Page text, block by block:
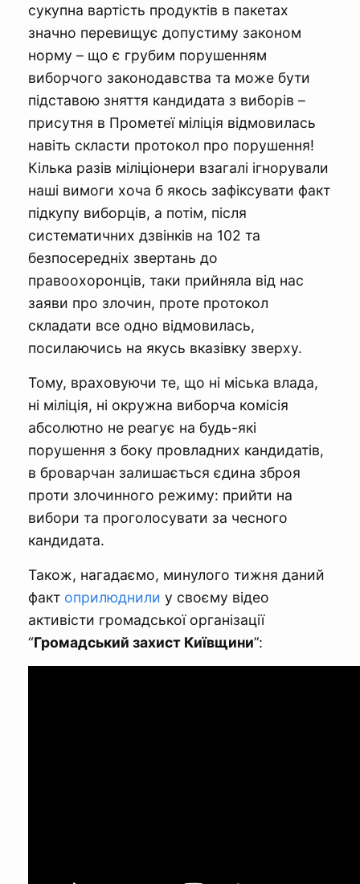
сукупна вартість продуктів в пакетах
значно перевищує допустиму законом
норму – що є грубим порушенням
виборчого законодавства та може бути
підставою зняття кандидата з виборів –
присутня в Прометеї міліція відмовилась
навіть скласти протокол про порушення!
Кілька разів міліціонери взагалі ігнорували
наші вимоги хоча б якось зафіксувати факт
підкупу виборців, а потім, після
систематичних дзвінків на 102 та
безпосередніх звертань до
правоохоронців, таки прийняла від нас
заяви про злочин, проте протокол
складати все одно відмовилась,
посилаючись на якусь вказівку зверху.
Тому, враховуючи те, що ні міська влада,
ні міліція, ні окружна виборча комісія
абсолютно не реагує на будь-які
порушення з боку провладних кандидатів,
в броварчан залишається єдина зброя
проти злочинного режиму: прийти на
вибори та проголосувати за чесного
кандидата.
Також, нагадаємо, минулого тижня даний
факт оприлюднили у своєму відео
активісти громадської організації
“Громадський захист Київщини”: